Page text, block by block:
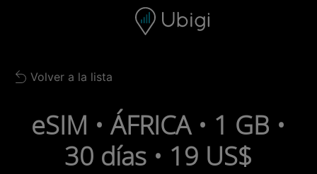
Barra de navegación
Back to list
Volver a la lista
eSIM • ÁFRICA • 1 GB •
30 días • 19 US$